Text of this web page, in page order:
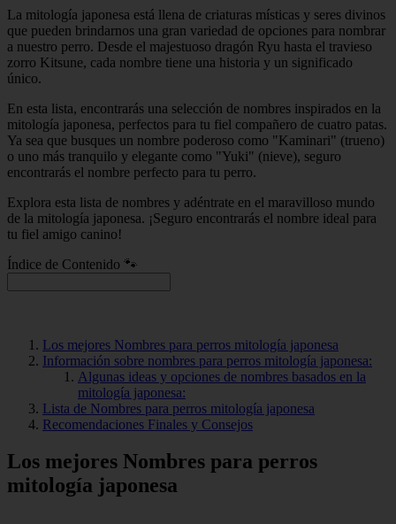
La mitología japonesa está llena de criaturas místicas y seres divinos
que pueden brindarnos una gran variedad de opciones para nombrar
a nuestro perro. Desde el majestuoso dragón Ryu hasta el travieso
zorro Kitsune, cada nombre tiene una historia y un significado
único.
En esta lista, encontrarás una selección de nombres inspirados en la
mitología japonesa, perfectos para tu fiel compañero de cuatro patas.
Ya sea que busques un nombre poderoso como "Kaminari" (trueno)
o uno más tranquilo y elegante como "Yuki" (nieve), seguro
encontrarás el nombre perfecto para tu perro.
Explora esta lista de nombres y adéntrate en el maravilloso mundo
de la mitología japonesa. ¡Seguro encontrarás el nombre ideal para
tu fiel amigo canino!
Índice de Contenido 🐾
Los mejores Nombres para perros mitología japonesa
Información sobre nombres para perros mitología japonesa:
Algunas ideas y opciones de nombres basados en la
mitología japonesa:
Lista de Nombres para perros mitología japonesa
Recomendaciones Finales y Consejos
Los mejores Nombres para perros
mitología japonesa